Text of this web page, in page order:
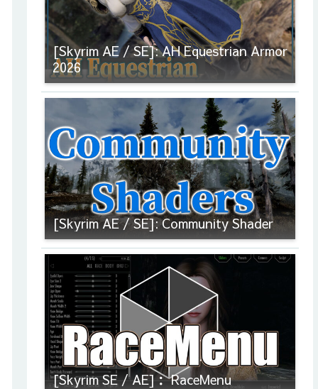
[Skyrim AE / SE]: AH Equestrian Armor
2026
[Skyrim AE / SE]: Community Shader
[Skyrim SE / AE]： RaceMenu